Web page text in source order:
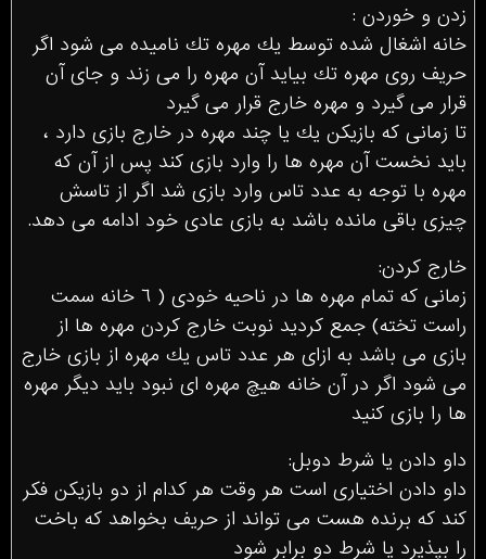
زدن و خوردن :
خانه اشغال شده توسط يك مهره تك ناميده مى شود اگر
حريف روى مهره تك بيايد آن مهره را مى زند و جاى آن
قرار مى گيرد و مهره خارج قرار مى گيرد
تا زمانى كه بازيكن يك يا چند مهره در خارج بازى دارد ،
بايد نخست آن مهره ها را وارد بازى كند پس از آن كه
مهره با توجه به عدد تاس وارد بازى شد اگر از تاسش
چيزى باقى مانده باشد به بازى عادى خود ادامه مى دهد.
خارج كردن:
زمانى كه تمام مهره ها در ناحيه خودى ( ٦ خانه سمت
راست تخته) جمع كرديد نوبت خارج كردن مهره ها از
بازى مى باشد به ازاى هر عدد تاس يك مهره از بازى خارج
مى شود اگر در آن خانه هيچ مهره اى نبود بايد ديگر مهره
ها را بازى كنيد
داو دادن يا شرط دوبل:
داو دادن اختيارى است هر وقت هر كدام از دو بازيكن فكر
كند كه برنده هست مى تواند از حريف بخواهد كه باخت
را بپذيرد يا شرط دو برابر شود